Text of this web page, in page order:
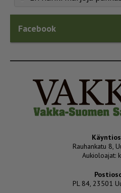
Facebook
Rauhankatu 8,
Aukioloajat:
PL 84, 23501